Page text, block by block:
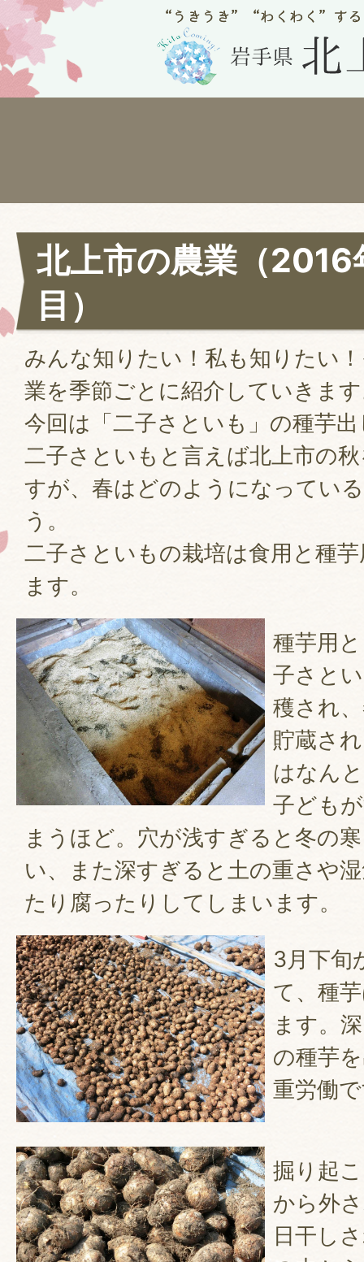
北上市の農業（2016
目）
みんな知りたい！私も知りたい
業を季節ごとに紹介していきま
今回は「二子さといも」の種芋
二子さといもと言えば北上市の
すが、春はどのようになってい
う。
二子さといもの栽培は食用と種
ます。
種芋用
子さと
穫され
貯蔵さ
はなん
子ども
まうほど。穴が浅すぎると冬の
い、また深すぎると土の重さや
たり腐ったりしてしまいます。
3月下旬
て、種
ます。
の種芋
重労働
掘り起
から外
日干し